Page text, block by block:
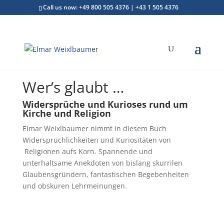
Call us now: +49 800 505 4376 | +43 1 505 4376
Wer’s glaubt …
Widersprüche und Kurioses rund um
Kirche und Religion
Elmar Weixlbaumer nimmt in diesem Buch
Widersprüchlichkeiten und Kuriositäten von
Religionen aufs Korn. Spannende und
unterhaltsame Anekdoten von bislang skurrilen
Glaubensgründern, fantastischen Begebenheiten
und obskuren Lehrmeinungen.